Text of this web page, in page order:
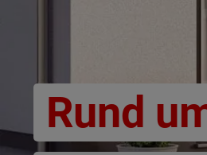
Rund